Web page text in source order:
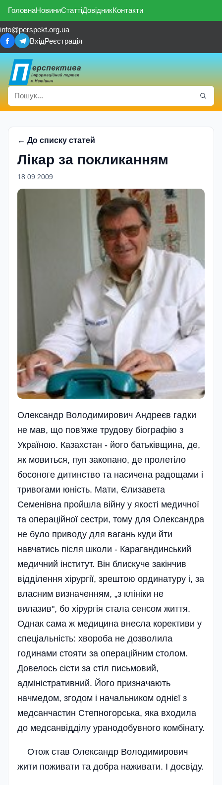
ГоловнаНовиниСтаттіДовідникКонтакти
info@perspekt.org.ua
ВхідРеєстрація
← До списку статей
Лікар за покликанням
18.09.2009
Олександр Володимирович Андреєв гадки
не мав, що пов'яже трудову біографію з
Україною. Казахстан - його батьківщина, де,
як мовиться, пуп закопано, де пролетіло
босоноге дитинство та насичена радощами і
тривогами юність. Мати, Єлизавета
Семенівна пройшла війну у якості медичної
та операційної сестри, тому для Олександра
не було приводу для вагань куди йти
навчатись після школи - Карагандинський
медичний інститут. Він блискуче закінчив
відділення хірургії, зрештою ординатуру і, за
власним визначенням, „з клініки не
вилазив", бо хірургія стала сенсом життя.
Однак сама ж медицина внесла корективи у
спеціальність: хвороба не дозволила
годинами стояти за операційним столом.
Довелось сісти за стіл письмовий,
адміністративний. Його призначають
начмедом, згодом і начальником однієї з
медсанчастин Степногорська, яка входила
до медсанвідділу уранодобувного комбінату.
Отож став Олександр Володимирович
жити поживати та добра наживати. І досвіду.